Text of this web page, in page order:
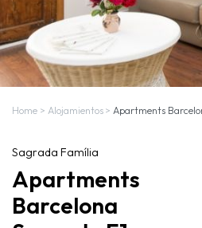
Home > Alojamientos > Apartments
Sagrada Família
Apartments
Barcelona